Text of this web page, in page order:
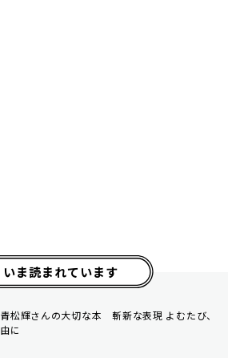
いま読まれています
松輝さんの大切な本 斬新な表現 よむたび、
に